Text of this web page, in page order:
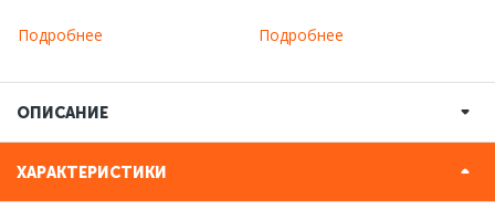
Подробнее Подробнее
ОПИСАНИЕ
ХАРАКТЕРИСТИКИ